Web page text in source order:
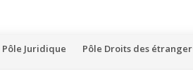
Pôle Juridique Pôle Droits des